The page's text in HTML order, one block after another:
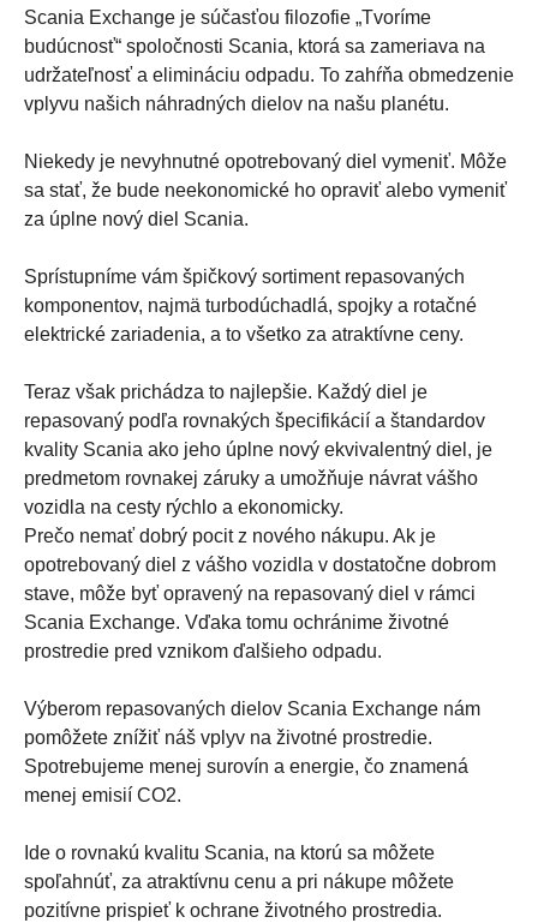
Scania Exchange je súčasťou filozofie „Tvoríme
budúcnosť“ spoločnosti Scania, ktorá sa zameriava na
udržateľnosť a elimináciu odpadu. To zahŕňa obmedzenie
vplyvu našich náhradných dielov na našu planétu.
Niekedy je nevyhnutné opotrebovaný diel vymeniť. Môže
sa stať, že bude neekonomické ho opraviť alebo vymeniť
za úplne nový diel Scania.
Sprístupníme vám špičkový sortiment repasovaných
komponentov, najmä turbodúchadlá, spojky a rotačné
elektrické zariadenia, a to všetko za atraktívne ceny.
Teraz však prichádza to najlepšie. Každý diel je
repasovaný podľa rovnakých špecifikácií a štandardov
kvality Scania ako jeho úplne nový ekvivalentný diel, je
predmetom rovnakej záruky a umožňuje návrat vášho
vozidla na cesty rýchlo a ekonomicky.
Prečo nemať dobrý pocit z nového nákupu. Ak je
opotrebovaný diel z vášho vozidla v dostatočne dobrom
stave, môže byť opravený na repasovaný diel v rámci
Scania Exchange. Vďaka tomu ochránime životné
prostredie pred vznikom ďalšieho odpadu.
Výberom repasovaných dielov Scania Exchange nám
pomôžete znížiť náš vplyv na životné prostredie.
Spotrebujeme menej surovín a energie, čo znamená
menej emisií CO2.
Ide o rovnakú kvalitu Scania, na ktorú sa môžete
spoľahnúť, za atraktívnu cenu a pri nákupe môžete
pozitívne prispieť k ochrane životného prostredia.